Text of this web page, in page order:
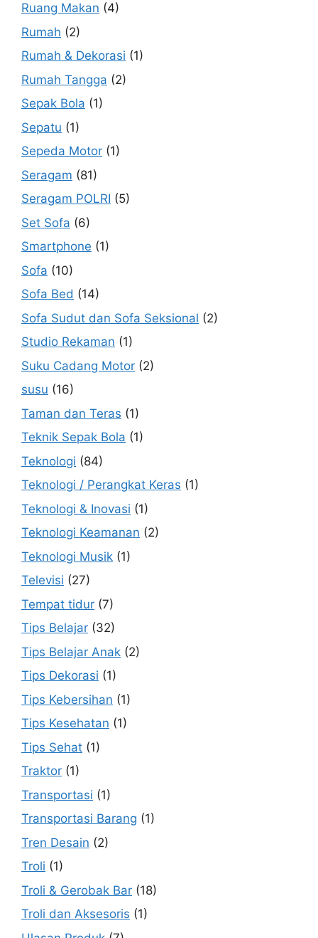
Ruang Makan (4)
Rumah (2)
Rumah & Dekorasi (1)
Rumah Tangga (2)
Sepak Bola (1)
Sepatu (1)
Sepeda Motor (1)
Seragam (81)
Seragam POLRI (5)
Set Sofa (6)
Smartphone (1)
Sofa (10)
Sofa Bed (14)
Sofa Sudut dan Sofa Seksional (2)
Studio Rekaman (1)
Suku Cadang Motor (2)
susu (16)
Taman dan Teras (1)
Teknik Sepak Bola (1)
Teknologi (84)
Teknologi / Perangkat Keras (1)
Teknologi & Inovasi (1)
Teknologi Keamanan (2)
Teknologi Musik (1)
Televisi (27)
Tempat tidur (7)
Tips Belajar (32)
Tips Belajar Anak (2)
Tips Dekorasi (1)
Tips Kebersihan (1)
Tips Kesehatan (1)
Tips Sehat (1)
Traktor (1)
Transportasi (1)
Transportasi Barang (1)
Tren Desain (2)
Troli (1)
Troli & Gerobak Bar (18)
Troli dan Aksesoris (1)